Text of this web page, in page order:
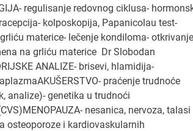
regulisanje redovnog ciklusa-
kolposkopija, Papanicolau test-
materice- lečenje kondiloma- otkrivanje
na grliću materice Dr Slobodan
ANALIZE- brisevi, hlamidija-
praćenje trudnoće
analize)- genetika u trudnoći
nesanica, nervoza, talasi
osteoporoze i kardiovaskularnih